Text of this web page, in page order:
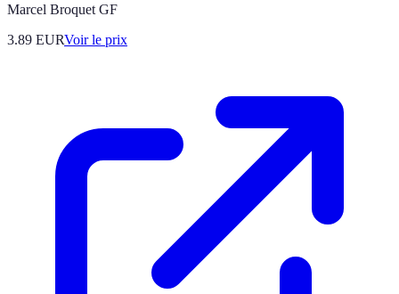
Marcel Broquet GF
3.89 EURVoir le prix